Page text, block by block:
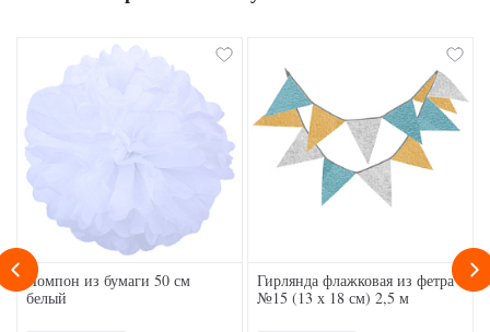
Помпон из бумаги 50 см
белый
Гирлянда флажковая из фетра
№15 (13 х 18 см) 2,5 м